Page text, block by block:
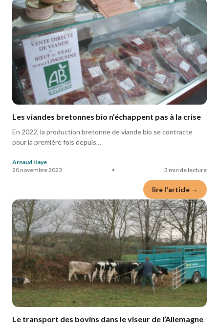
Les viandes bretonnes bio n’échappent pas à la crise
En 2022, la production bretonne de viande bio se contracte
pour la première fois depuis…
Arnaud Haye
20 novembre 2023
• 3 min de lecture
lire l'article →
Le transport des bovins dans le viseur de l’Allemagne